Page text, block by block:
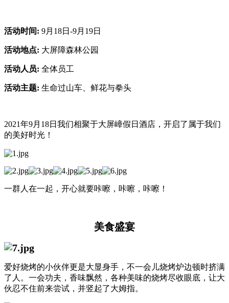
活动时间: 9月18日-9月19日
活动地点: 大屏障森林公园
活动人员: 全体员工
活动主题: 生命过山车、鲜花与拳头
2021年9月18日我们相聚于大屏嶂假日酒店，开启了属于我们
的美好时光！
一群人在一起，开心就要咔嚓，咔嚓，咔嚓！
美食盛宴
爱好烧烤的小伙伴更是大显身手，不一会儿烧烤炉边顿时挤满
了人。一会功夫，香味飘然，各种美味的烧烤尽收眼底，让大
伙忍不住前来尝试，并竖起了大姆指。